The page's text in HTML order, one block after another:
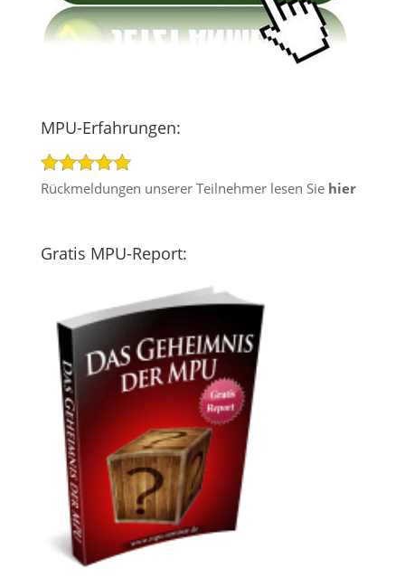
MPU-Erfahrungen:
Rückmeldungen unserer Teilnehmer lesen Sie hier
Gratis MPU-Report: